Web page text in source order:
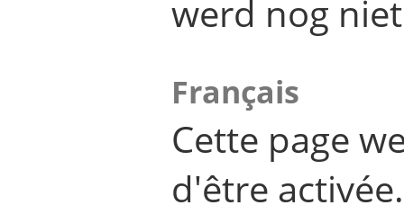
werd nog
Français
Cette page
d'être